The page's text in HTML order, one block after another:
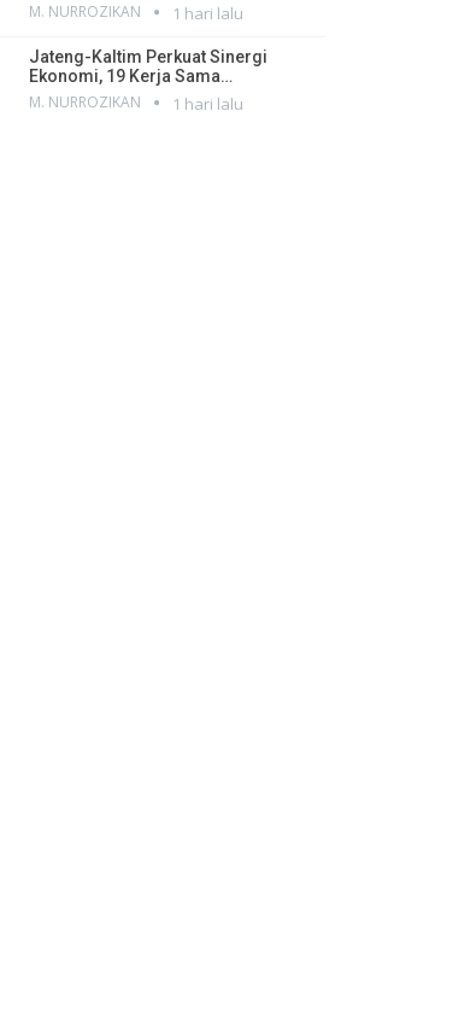
M. NURROZIKAN 1 hari lalu
Jateng-Kaltim Perkuat Sinergi
Ekonomi, 19 Kerja Sama…
M. NURROZIKAN 1 hari lalu